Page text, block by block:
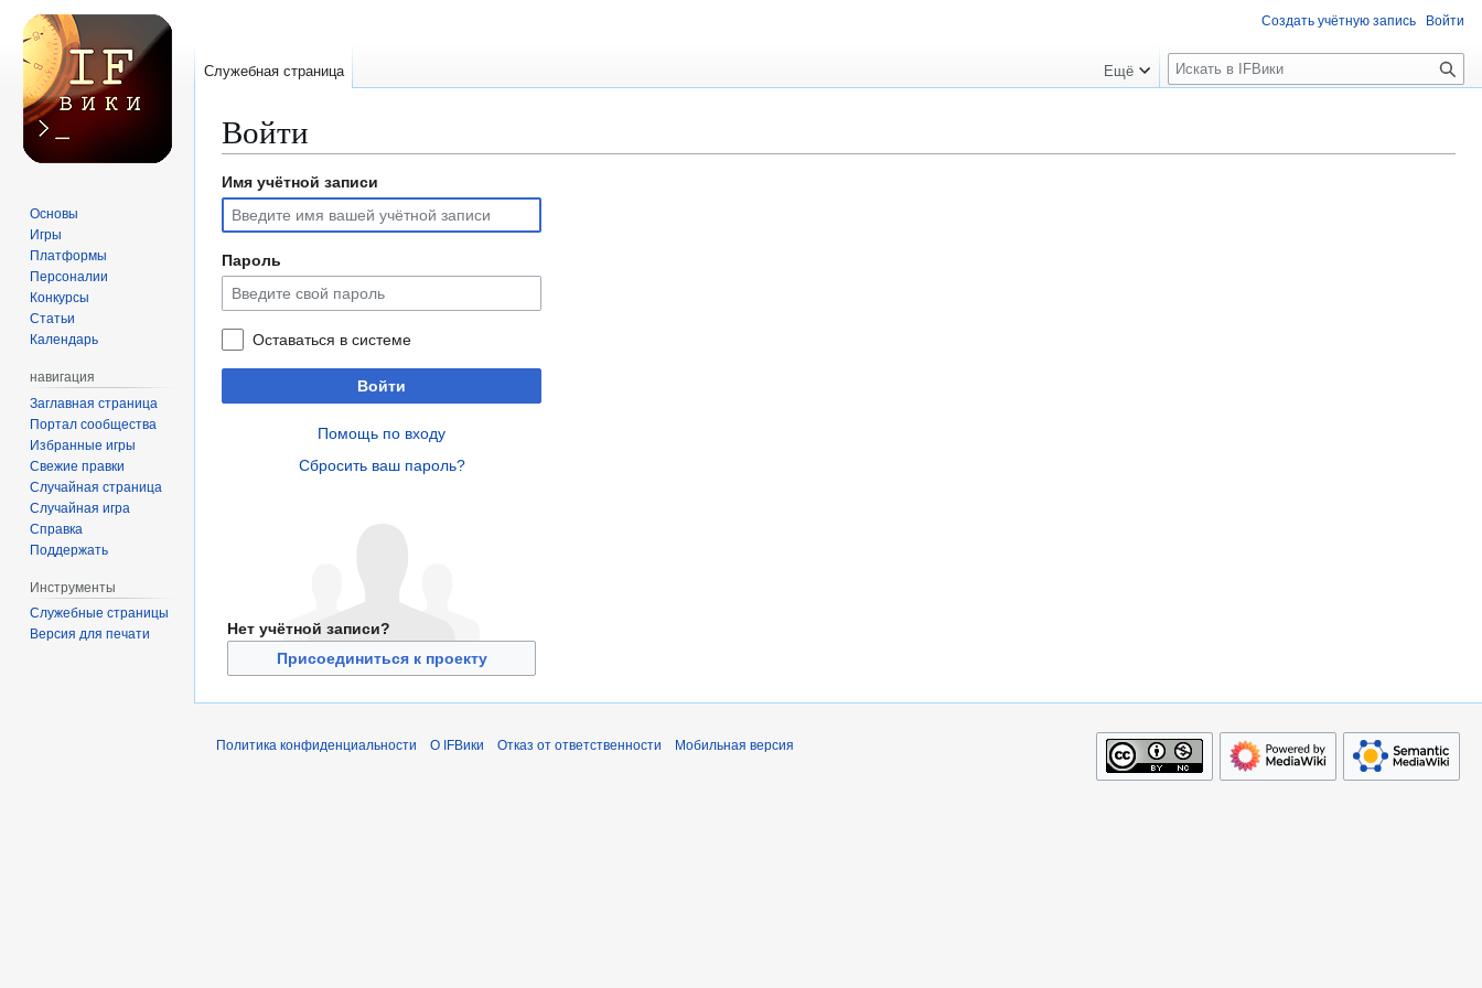
Войти
Перейти
навигации
Перейти
поиску
Имя учётной записи
Пароль
Оставаться в системе
Войти
Помощь по входу
Сбросить ваш пароль?
Нет учётной записи?
Присоединиться к проекту
Создать учётную запись Войти
Служебная страница Ещё
П
о
к
Основы
Игры
Платформы
Персоналии
Конкурсы
Статьи
Календарь
навигация
Заглавная страница
Портал сообщества
Избранные игры
Свежие правки
Случайная страница
Случайная игра
Справка
Поддержать
Инструменты
Служебные страницы
Версия для печати
Политика конфиденциальности О IFВики Отказ от ответственности Мобильная версия